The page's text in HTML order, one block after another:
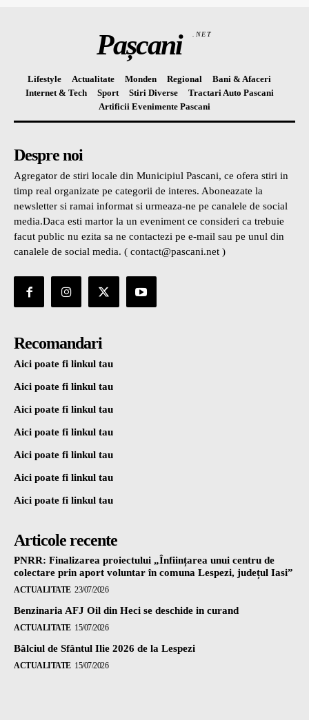
Pașcani .NET
Lifestyle Actualitate Monden Regional
Bani & Afaceri
Internet & Tech
Sport Stiri Diverse
Tractari Auto Pascani
Artificii Evenimente Pascani
Despre noi
Agregator de stiri locale din Municipiul Pascani, ce ofera stiri in
timp real organizate pe categorii de interes. Aboneazate la
newsletter si ramai informat si urmeaza-ne pe canalele de social
media.Daca esti martor la un eveniment ce consideri ca trebuie
facut public nu ezita sa ne contactezi pe e-mail sau pe unul din
canalele de social media. ( contact@pascani.net )
Recomandari
Aici poate fi linkul tau
Aici poate fi linkul tau
Aici poate fi linkul tau
Aici poate fi linkul tau
Aici poate fi linkul tau
Aici poate fi linkul tau
Aici poate fi linkul tau
Articole recente
PNRR: Finalizarea proiectului „Înființarea unui centru de
colectare prin aport voluntar în comuna Lespezi, județul Iasi”
ACTUALITATE 23/07/2026
Benzinaria AFJ Oil din Heci se deschide in curand
ACTUALITATE 15/07/2026
Bâlciul de Sfântul Ilie 2026 de la Lespezi
ACTUALITATE 15/07/2026